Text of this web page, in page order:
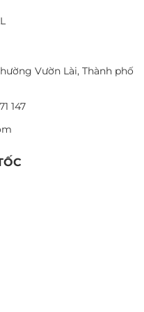
Vườn Lài, Thành phố
147